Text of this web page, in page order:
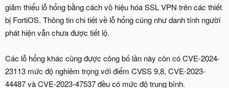
giảm thiểu lỗ hổng bằng cách vô hiệu hóa SSL VPN trên các thiết
bị FortiOS. Thông tin chi tiết về lỗ hổng cũng như danh tính người
phát hiện vẫn chưa được tiết lộ.
Các lỗ hổng khác cũng được công bố lần này còn có CVE-2024-
23113 mức độ nghiêm trọng với điểm CVSS 9,8, CVE-2023-
44487 và CVE-2023-47537 đều có mức độ trung bình.